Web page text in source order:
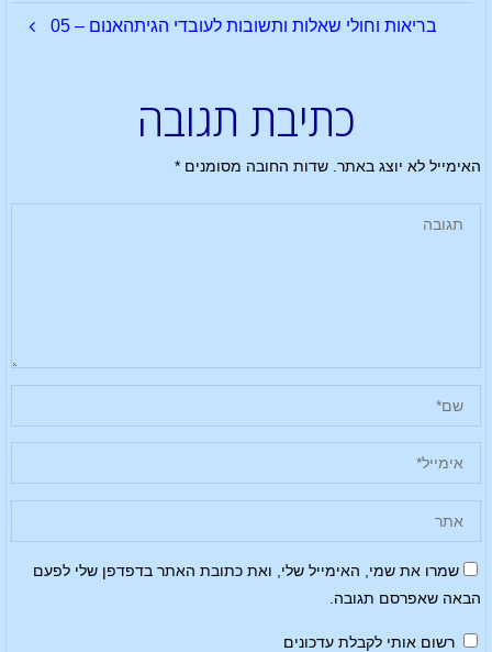
בריאות וחולי שאלות ותשובות לעובדי הגיתהאנום – 05
כתיבת תגובה
האימייל לא יוצג באתר. שדות החובה מסומנים*
שמרו את שמי, האימייל שלי, ואת כתובת האתר בדפדפן שלי לפעם
הבאה שאפרסם תגובה.
רשום אותי לקבלת עדכונים